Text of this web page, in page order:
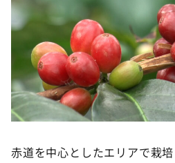
赤道を中心としたエリアで栽